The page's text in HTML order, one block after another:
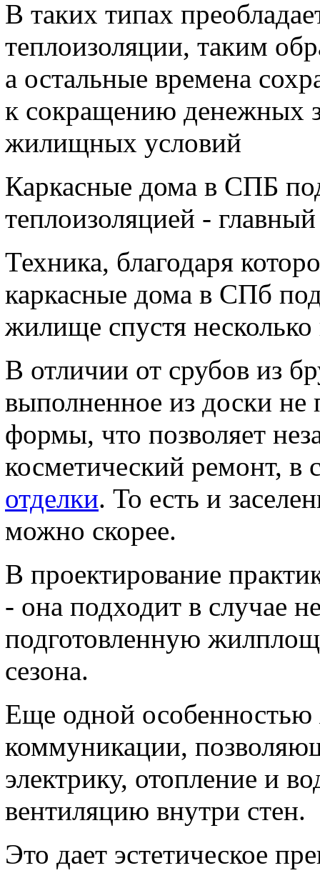
В таких типах
теплоизоляции, таким
а остальные времена
к сокращению денежных
жилищных условий
Каркасные дома в СПБ
теплоизоляцией -
Техника, благодаря
каркасные дома в СПб
жилище спустя несколько
В отличии от срубов из
выполненное из доски
формы, что позволяет
косметический ремонт, в
отделки. То есть и
можно скорее.
В проектирование
- она подходит в случае
подготовленную
сезона.
Еще одной особенностью
коммуникации,
электрику, отопление и
вентиляцию внутри стен.
Это дает эстетическое